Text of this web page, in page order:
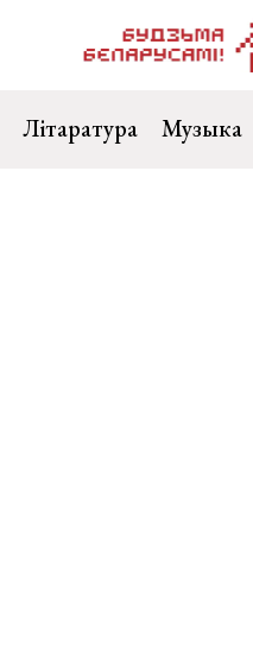
Літаратура Музыка